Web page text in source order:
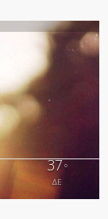
37°
ΔΕ